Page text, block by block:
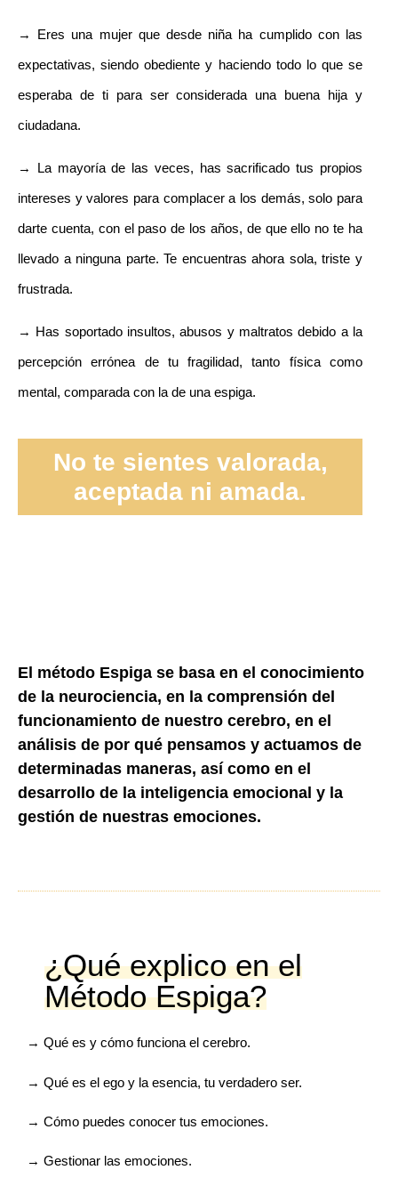
→ Eres una mujer que desde niña ha cumplido con las
expectativas, siendo obediente y haciendo todo lo que se
esperaba de ti para ser considerada una buena hija y
ciudadana.
→ La mayoría de las veces, has sacrificado tus propios
intereses y valores para complacer a los demás, solo para
darte cuenta, con el paso de los años, de que ello no te ha
llevado a ninguna parte. Te encuentras ahora sola, triste y
frustrada.
→ Has soportado insultos, abusos y maltratos debido a la
percepción errónea de tu fragilidad, tanto física como
mental, comparada con la de una espiga.
No te sientes valorada,
aceptada ni amada.
El método Espiga se basa en el conocimiento
de la neurociencia, en la comprensión del
funcionamiento de nuestro cerebro, en el
análisis de por qué pensamos y actuamos de
determinadas maneras, así como en el
desarrollo de la inteligencia emocional y la
gestión de nuestras emociones.
¿Qué explico en el
Método Espiga?
→ Qué es y cómo funciona el cerebro.
→ Qué es el ego y la esencia, tu verdadero ser.
→ Cómo puedes conocer tus emociones.
→ Gestionar las emociones.